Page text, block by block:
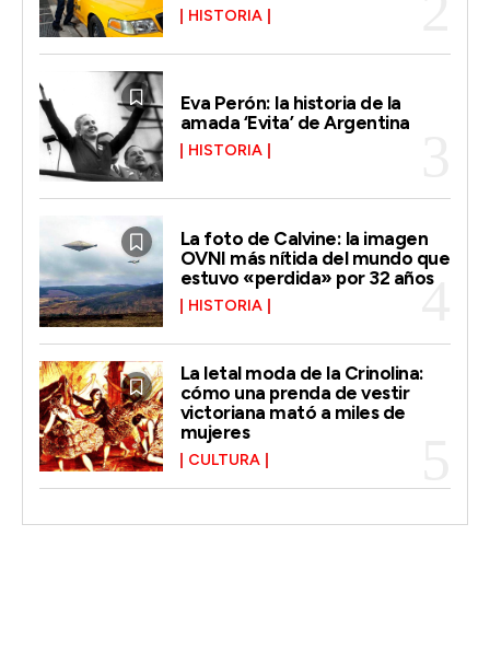
HISTORIA
Eva Perón: la historia de la
amada ‘Evita’ de Argentina
HISTORIA
La foto de Calvine: la imagen
OVNI más nítida del mundo que
estuvo «perdida» por 32 años
HISTORIA
La letal moda de la Crinolina:
cómo una prenda de vestir
victoriana mató a miles de
mujeres
CULTURA